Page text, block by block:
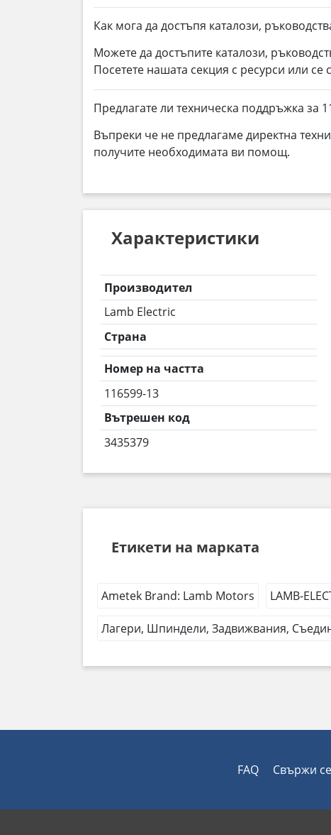
Как мога да достъпя каталози,
Можете да достъпите каталози,
Посетете нашата секция с ресурси или
Предлагате ли техническа поддръжка за
Въпреки че не предлагаме директна
получите необходимата ви помощ.
Характеристики
Производител
Lamb Electric
Страна
Номер на частта
116599-13
Вътрешен код
3435379
Етикети на марката
Ametek Brand: Lamb Motors LAMB-
Лагери, Шпиндели, Задвижвания,
FAQ Свържи